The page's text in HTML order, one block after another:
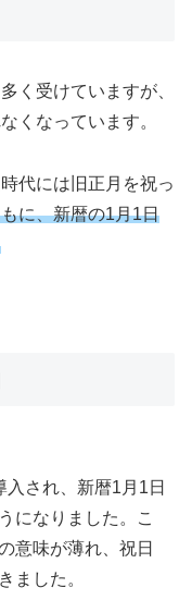
く受けていますが、
くなっています。
代には旧正月を祝っ
に、新暦の1月1日
され、新暦1月1日
になりました。こ
意味が薄れ、祝日
ました。